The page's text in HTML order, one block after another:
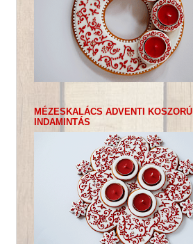
MÉZESKALÁCS ADVENTI KOSZORÚ
INDAMINTÁS